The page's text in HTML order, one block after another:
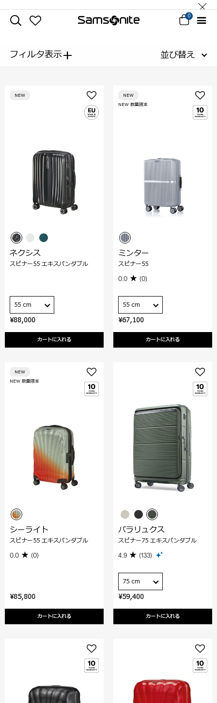
0
フィルタ表示+ 並び替え
¥88,000
カートに入れる
NEW
ネクシス
スピナー55 エキスパンダブル
55 cm
¥67,100
カートに入れる
NEW 数量限定
NEW
ミンター
スピナー55
0.0 (0)
55 cm
¥85,800
カートに入れる
NEW 数量限定
NEW
シーライト
スピナー55 エキスパンダブル
0.0 (0)
¥59,400
カートに入れる
パラリュクス
スピナー75 エキスパンダブル
4.9 (133)
75 cm